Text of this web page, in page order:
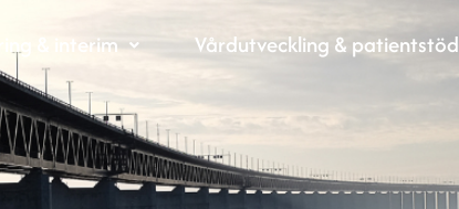
& interim Vårdutveckling & patientstöd